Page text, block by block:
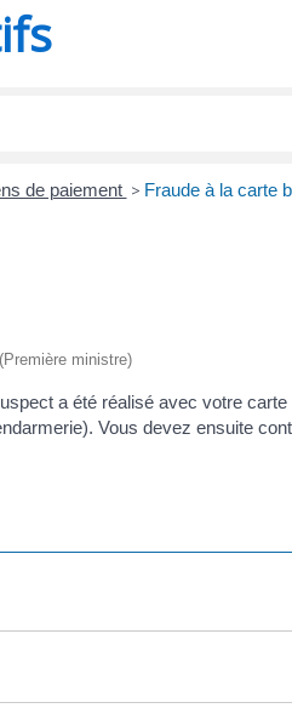
de paiement > Fraude à la carte
ministre)
a été réalisé avec votre
Vous devez ensuite